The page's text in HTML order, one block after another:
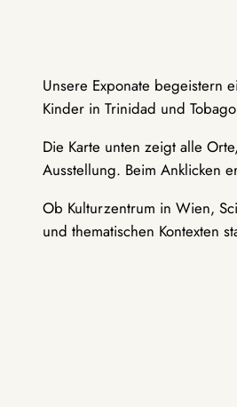
Unsere Exponate begeistern
Kinder in Trinidad und
Die Karte unten zeigt alle
Ausstellung. Beim Anklicken
Ob Kulturzentrum in Wien,
und thematischen Kontexten